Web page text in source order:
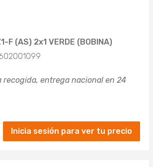
F (AS) 2x1 VERDE (BOBINA)
recogida, entrega nacional en 24
Inicia sesión para ver tu precio